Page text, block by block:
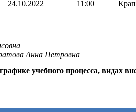
24.10.2022 11:00
Анна Петровна
учебного процесса, видах